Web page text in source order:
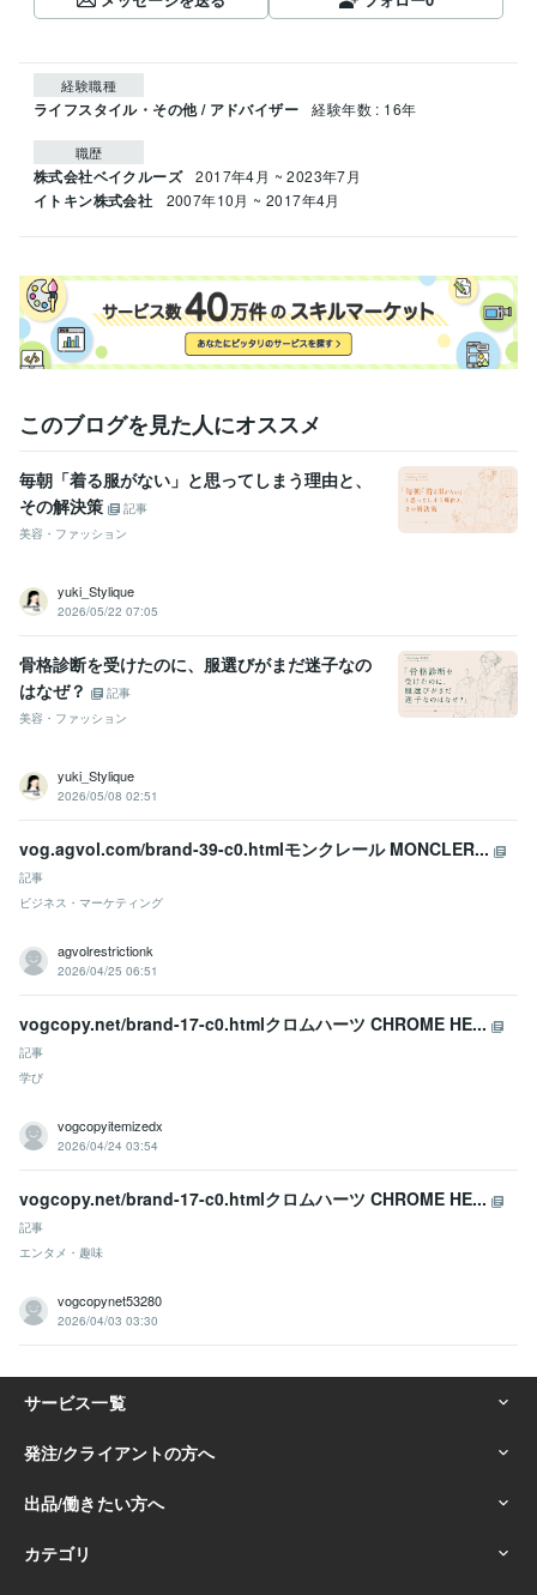
経験職種
ライフスタイル・その他 / アドバイザー 経験年数 : 16年
職歴
株式会社ベイクルーズ 2017年4月 ~ 2023年7月
イトキン株式会社 2007年10月 ~ 2017年4月
このブログを見た人にオススメ
毎朝「着る服がない」と思ってしまう理由と、
その解決策
記事
美容・ファッション
yuki_Stylique
2026/05/22 07:05
骨格診断を受けたのに、服選びがまだ迷子なの
はなぜ？
記事
美容・ファッション
yuki_Stylique
2026/05/08 02:51
vog.agvol.com/brand-39-c0.htmlモンクレール MONCLER...
記事
ビジネス・マーケティング
agvolrestrictionk
2026/04/25 06:51
vogcopy.net/brand-17-c0.htmlクロムハーツ CHROME HE...
記事
学び
vogcopyitemizedx
2026/04/24 03:54
vogcopy.net/brand-17-c0.htmlクロムハーツ CHROME HE...
記事
エンタメ・趣味
vogcopynet53280
2026/04/03 03:30